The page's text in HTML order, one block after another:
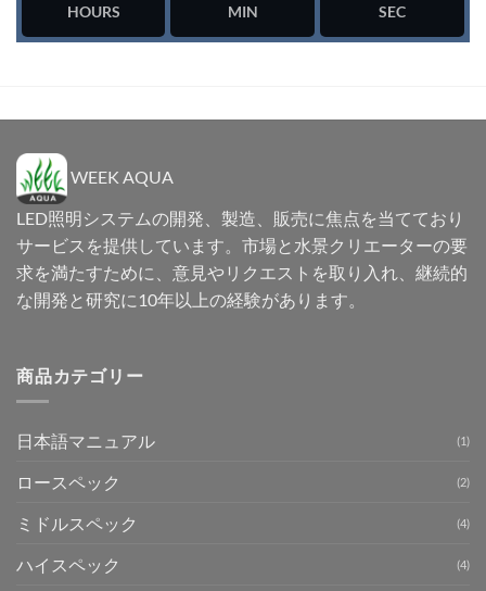
HOURS MIN SEC
WEEK AQUA
LED照明システムの開発、製造、販売に焦点を当てており
サービスを提供しています。市場と水景クリエーターの要
求を満たすために、意見やリクエストを取り入れ、継続的
な開発と研究に10年以上の経験があります。
商品カテゴリー
日本語マニュアル (1)
ロースペック (2)
ミドルスペック (4)
ハイスペック (4)